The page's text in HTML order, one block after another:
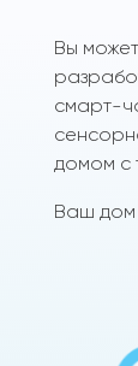
Вы
смарт-
домом с
Ваш дом